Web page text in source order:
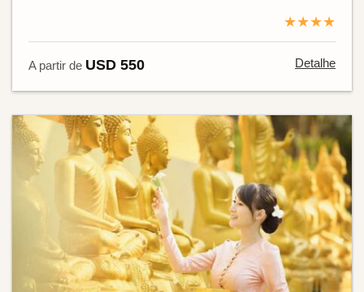
★★★★
A partir de USD 550 Detalhe